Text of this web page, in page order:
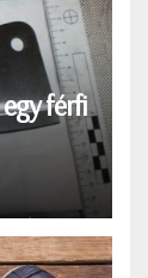
férfi